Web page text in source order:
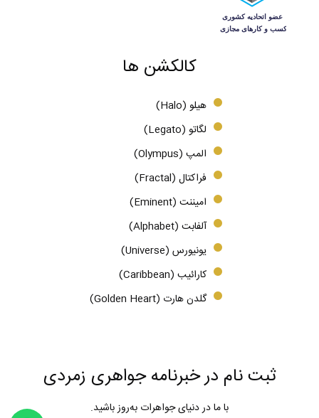
کالکشن ها
هیلو (Halo)
لگاتو (Legato)
المپ (Olympus)
فراکتال (Fractal)
امیننت (Eminent)
آلفابت (Alphabet)
یونیورس (Universe)
کارائیب (Caribbean)
گلدن هارت (Golden Heart)
ثبت نام در خبرنامه جواهری زمردی
با ما در دنیای جواهرات به‌روز باشید.